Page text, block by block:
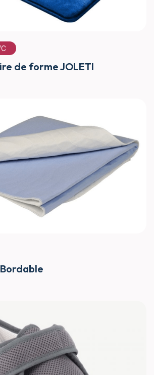
de forme JOLETI